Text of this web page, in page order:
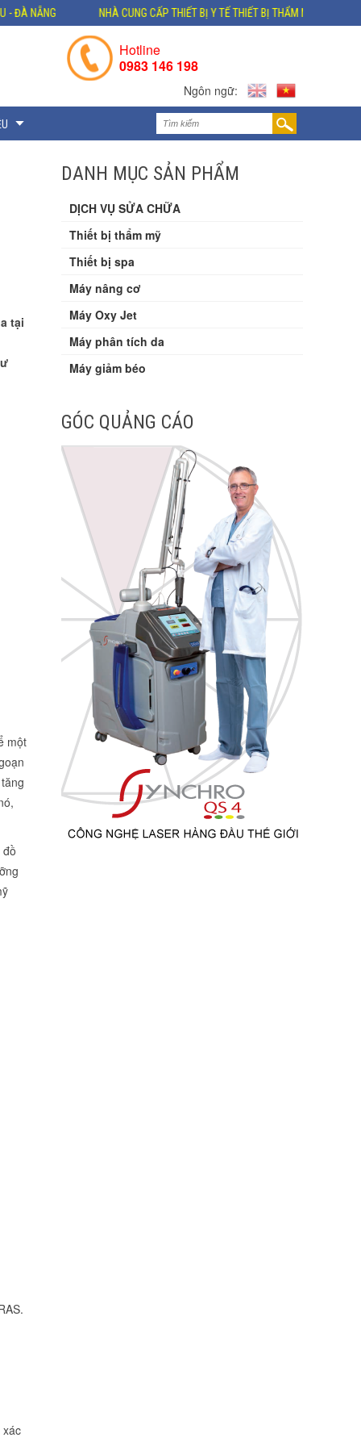
CUNG CẤP THIẾT BỊ Y TẾ THIẾT BỊ THẨM MỸ HÀNG ĐẦU VIỆT NAM
Hotline
0983 146 198
Ngôn ngữ:
tại
một
xác
DANH MỤC SẢN PHẨM
DỊCH VỤ SỬA CHỮA
Thiết bị thẩm mỹ
Thiết bị spa
Máy nâng cơ
Máy Oxy Jet
Máy phân tích da
Máy giảm béo
GÓC QUẢNG CÁO